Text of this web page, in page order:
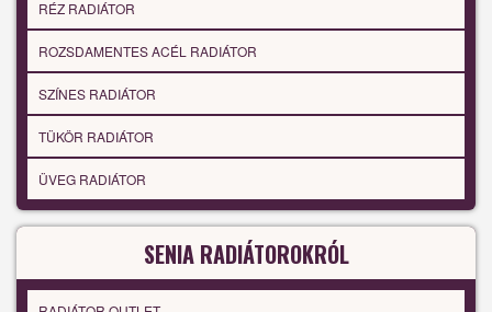
RÉZ RADIÁTOR
ROZSDAMENTES ACÉL RADIÁTOR
SZÍNES RADIÁTOR
TÜKÖR RADIÁTOR
ÜVEG RADIÁTOR
SENIA RADIÁTOROKRÓL